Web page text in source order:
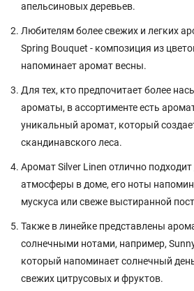
апельсиновых деревьев.
Любителям более свежих и легких
Spring Bouquet - композиция из
напоминает аромат весны.
Для тех, кто предпочитает более
ароматы, в ассортименте есть
уникальный аромат, который
скандинавского леса.
Аромат Silver Linen отлично
атмосферы в доме, его ноты
мускуса или свеже выстиранной
Также в линейке представлены
солнечными нотами, например,
который напоминает солнечный
свежих цитрусовых и фруктов.